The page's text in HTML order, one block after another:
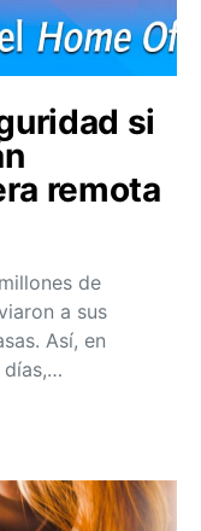
si
remota
de
a sus
Así, en
días,…